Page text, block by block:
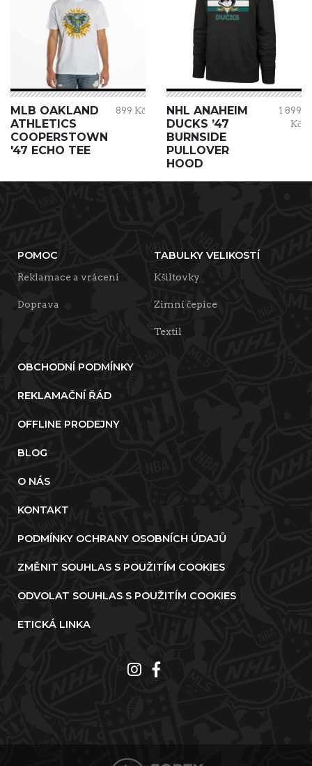
MLB OAKLAND
ATHLETICS
COOPERSTOWN
'47 ECHO TEE
899 Kč
NHL ANAHEIM
DUCKS ’47
BURNSIDE
PULLOVER
HOOD
1 899
Kč
POMOC
Reklamace a vrácení
Doprava
TABULKY VELIKOSTÍ
Kšiltovky
Zimní čepice
Textil
OBCHODNÍ PODMÍNKY
REKLAMAČNÍ ŘÁD
OFFLINE PRODEJNY
BLOG
O NÁS
KONTAKT
PODMÍNKY OCHRANY OSOBNÍCH ÚDAJŮ
ZMĚNIT SOUHLAS S POUŽITÍM COOKIES
ODVOLAT SOUHLAS S POUŽITÍM COOKIES
ETICKÁ LINKA